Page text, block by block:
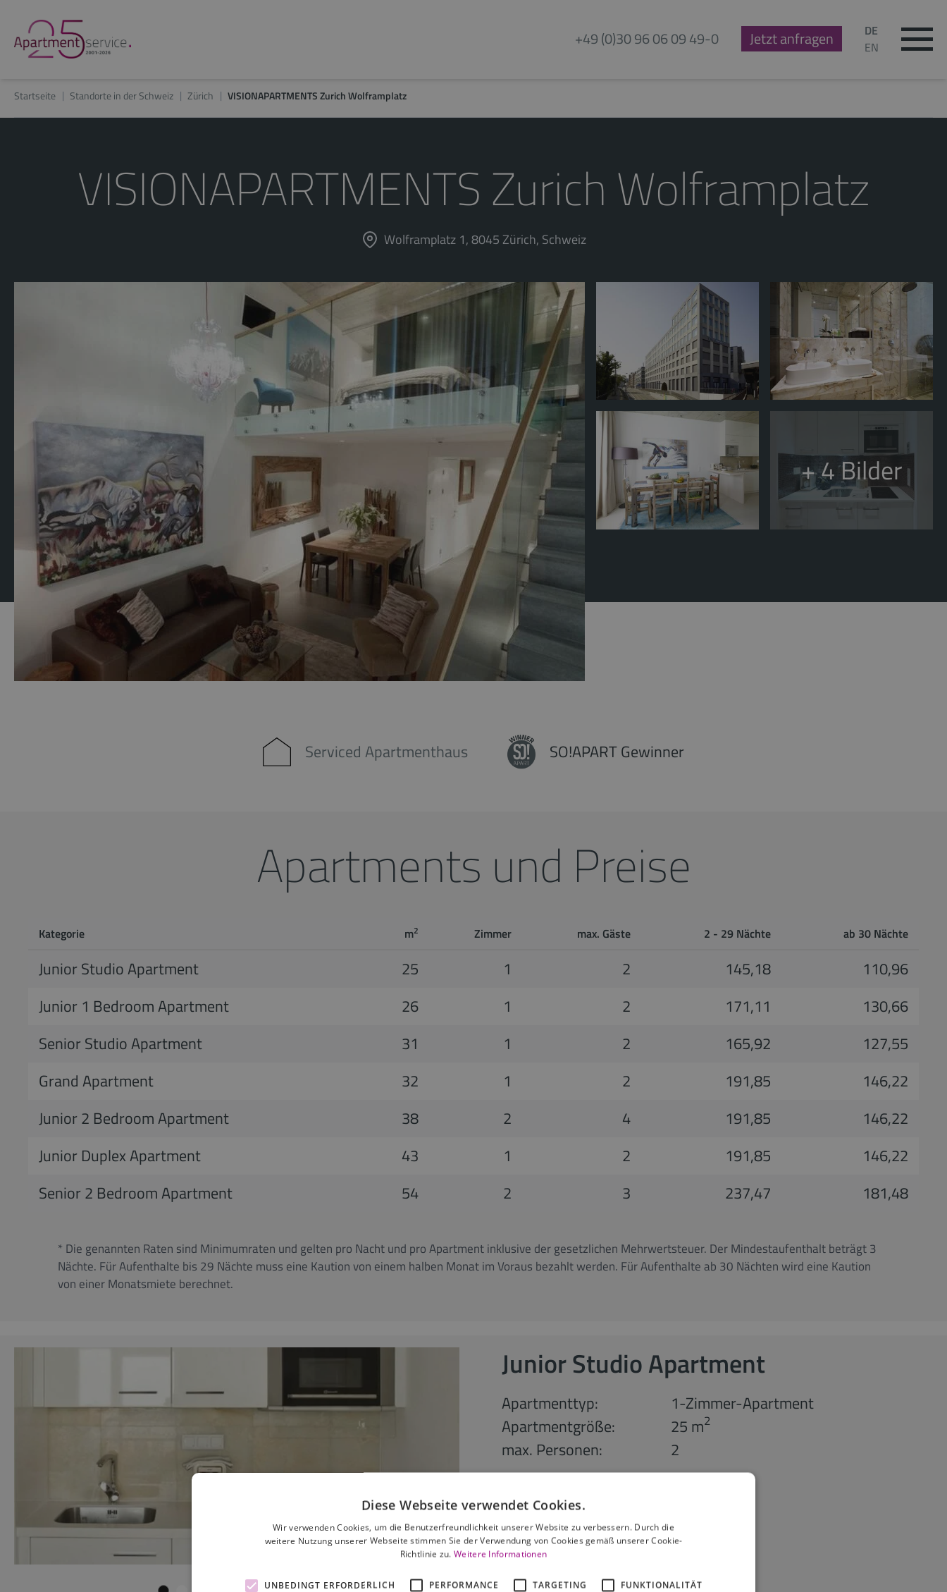
+49 (0)30 96 06 09 49-0 Jetzt anfragen
DE
EN
Startseite Standorte in der Schweiz Zürich VISIONAPARTMENTS Zurich Wolframplatz
VISIONAPARTMENTS Zurich Wolframplatz
Wolframplatz 1, 8045 Zürich, Schweiz
+ 4Bilder
Serviced Apartmenthaus SO!APART Gewinner
Apartments und Preise
Kategorie m2 Zimmer max. Gäste 2 - 29 Nächte ab 30 Nächte
Junior Studio Apartment 25 1 2 145,18
110,96
Junior 1 Bedroom Apartment
26 1 2 171,11
130,66
Senior Studio Apartment
31 1 2 165,92
127,55
Grand Apartment
32 1 2 191,85
146,22
Junior 2 Bedroom Apartment
38 2 4 191,85
146,22
Junior Duplex Apartment
43 1 2 191,85
146,22
Senior 2 Bedroom Apartment
54 2 3 237,47 181,48
* Die genannten Raten sind Minimumraten und gelten pro Nacht und pro Apartment inklusive der gesetzlichen Mehrwertsteuer. Der Mindestaufenthalt beträgt 3
Nächte. Für Aufenthalte bis 29 Nächte muss eine Kaution von einem halben Monat im Voraus bezahlt werden. Für Aufenthalte ab 30 Nächten wird eine Kaution
von einer Monatsmiete berechnet.
Junior Studio Apartment
Apartmenttyp:
1-Zimmer-Apartment
Apartmentgröße:
25 m2
max. Personen: 2
ab 110,96
ab 30 Nächte
anfragen
Diese Webseite verwendet Cookies.
Wir verwenden Cookies, um die Benutzerfreundlichkeit unserer Website zu verbessern. Durch die
weitere Nutzung unserer Webseite stimmen Sie der Verwendung von Cookies gemäß unserer Cookie-
Richtlinie zu.Weitere Informationen
UNBEDINGT ERFORDERLICH PERFORMANCE TARGETING FUNKTIONALITÄT